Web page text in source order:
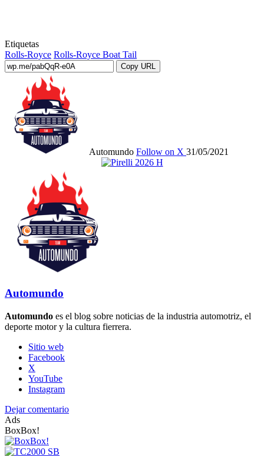
Etiquetas
Rolls-Royce Rolls-Royce Boat Tail
Copy URL
Automundo Follow on X 31/05/2021
Automundo
Automundo es el blog sobre noticias de la industria automotriz, el
deporte motor y la cultura fierrera.
Sitio web
Facebook
X
YouTube
Instagram
Dejar comentario
Ads
BoxBox!